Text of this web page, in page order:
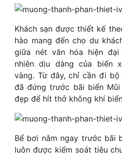
Khách sạn được thiết kế
hào mang đến cho du
giữa nét văn hóa hiện
nhiên dịu dàng của biển
vàng. Từ đây, chỉ cần đi
đã đứng trước bãi biển
đẹp để hít thở không khí
Bể bơi nằm ngay trước bãi
luôn được kiểm soát tiêu